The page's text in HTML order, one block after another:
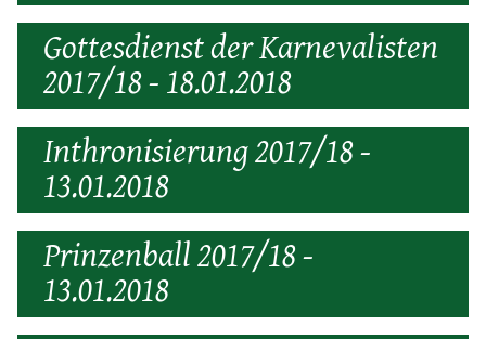
Gottesdienst der Karnevalisten
2017/18 - 18.01.2018
Inthronisierung 2017/18 -
13.01.2018
Prinzenball 2017/18 -
13.01.2018